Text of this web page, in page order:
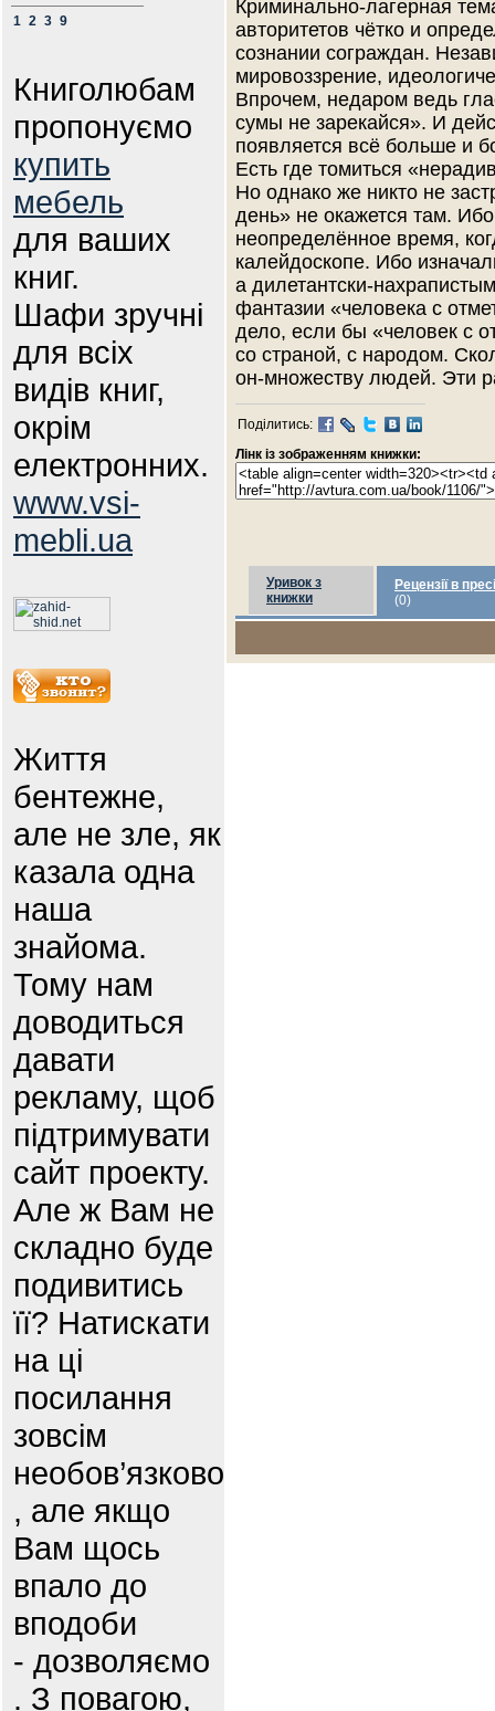
1 2 3 9
Книголюбам
пропонуємо
купить
мебель
для ваших
книг.
Шафи зручні
для всіх
видів книг,
окрім
електронних.
www.vsi-
mebli.ua
Життя
бентежне,
але не зле, як
казала одна
наша
знайома.
Тому нам
доводиться
давати
рекламу, щоб
підтримувати
сайт проекту.
Але ж Вам не
складно буде
подивитись
її? Натискати
на ці
посилання
зовсім
необов’язково
, але якщо
Вам щось
впало до
вподоби
- дозволяємо
. З повагою,
Криминально-лагерная
авторитетов чётко и
сознании сограждан.
мировоззрение,
Впрочем, недаром ведь
сумы не зарекайся». И
появляется всё больше и
Есть где томиться
Но однако же никто не
день» не окажется там.
неопределённое время,
калейдоскопе. Ибо
а дилетантски-
фантазии «человека с
дело, если бы «человек с
со страной, с народом.
он-множеству людей. Эти
Поділитись:
Лінк із зображенням книжки:
Уривок з
книжки
Рецензії в пресі
(0)